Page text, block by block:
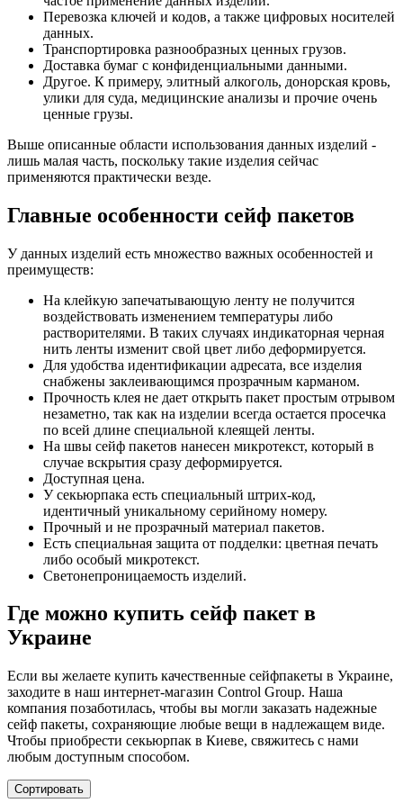
Перевозка ключей и кодов, а также цифровых носителей
данных.
Транспортировка разнообразных ценных грузов.
Доставка бумаг с конфиденциальными данными.
Другое. К примеру, элитный алкоголь, донорская кровь,
улики для суда, медицинские анализы и прочие очень
ценные грузы.
Выше описанные области использования данных изделий -
лишь малая часть, поскольку такие изделия сейчас
применяются практически везде.
Главные особенности сейф пакетов
У данных изделий есть множество важных особенностей и
преимуществ:
На клейкую запечатывающую ленту не получится
воздействовать изменением температуры либо
растворителями. В таких случаях индикаторная черная
нить ленты изменит свой цвет либо деформируется.
Для удобства идентификации адресата, все изделия
снабжены заклеивающимся прозрачным карманом.
Прочность клея не дает открыть пакет простым отрывом
незаметно, так как на изделии всегда остается просечка
по всей длине специальной клеящей ленты.
На швы сейф пакетов нанесен микротекст, который в
случае вскрытия сразу деформируется.
Доступная цена.
У секьюрпака есть специальный штрих-код,
идентичный уникальному серийному номеру.
Прочный и не прозрачный материал пакетов.
Есть специальная защита от подделки: цветная печать
либо особый микротекст.
Светонепроницаемость изделий.
Где можно купить сейф пакет в
Украине
Если вы желаете купить качественные сейфпакеты в Украине,
заходите в наш интернет-магазин Control Group. Наша
компания позаботилась, чтобы вы могли заказать надежные
сейф пакеты, сохраняющие любые вещи в надлежащем виде.
Чтобы приобрести секьюрпак в Киеве, свяжитесь с нами
любым доступным способом.
Сортировать